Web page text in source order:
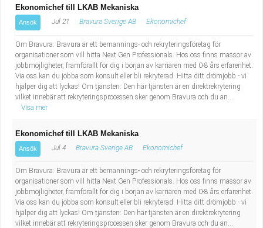
Ekonomichef till LKAB Mekaniska
Ansök Jul 21 Bravura Sverige AB Ekonomichef
Om Bravura: Bravura är ett bemannings- och rekryteringsföretag för
organisationer som vill hitta Next Gen Professionals. Hos oss finns massor av
jobbmöjligheter, framförallt för dig i början av karriären med 0-8 års erfarenhet.
Via oss kan du jobba som konsult eller bli rekryterad. Hitta ditt drömjobb - vi
hjälper dig att lyckas! Om tjänsten: Den här tjänsten är en direktrekrytering
vilket innebär att rekryteringsprocessen sker genom Bravura och du an...
Visa mer
Ekonomichef till LKAB Mekaniska
Ansök Jul 4 Bravura Sverige AB Ekonomichef
Om Bravura: Bravura är ett bemannings- och rekryteringsföretag för
organisationer som vill hitta Next Gen Professionals. Hos oss finns massor av
jobbmöjligheter, framförallt för dig i början av karriären med 0-8 års erfarenhet.
Via oss kan du jobba som konsult eller bli rekryterad. Hitta ditt drömjobb - vi
hjälper dig att lyckas! Om tjänsten: Den här tjänsten är en direktrekrytering
vilket innebär att rekryteringsprocessen sker genom Bravura och du an...